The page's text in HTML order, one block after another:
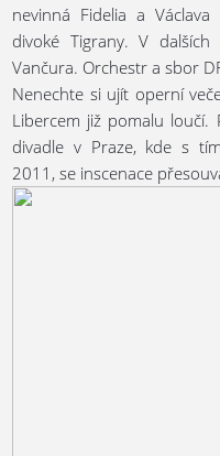
nevinná Fidelia a
divoké Tigrany. V
Vančura. Orchestr a sbor
Nenechte si ujít operní
Libercem již pomalu
divadle v Praze, kde s
2011, se inscenace